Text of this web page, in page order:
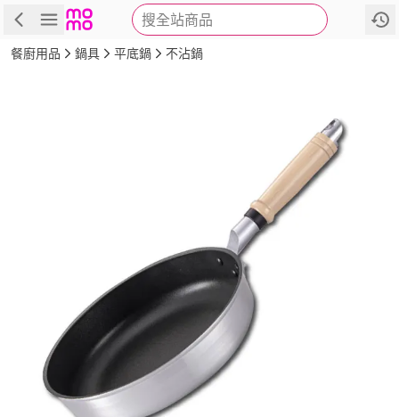
搜全站商品
商品 評價 詳情
餐廚用品 鍋具 平底鍋 不沾鍋